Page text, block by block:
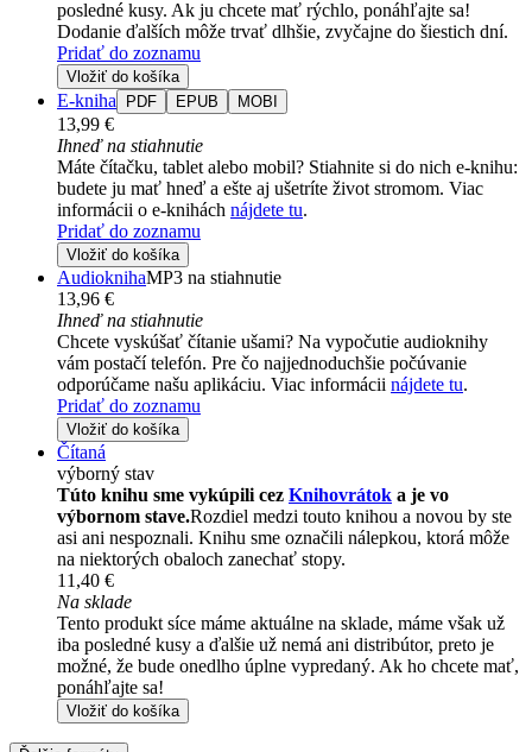
posledné kusy. Ak ju chcete mať rýchlo, ponáhľajte sa!
Dodanie ďalších môže trvať dlhšie, zvyčajne do šiestich dní.
Pridať do zoznamu
Vložiť do košíka
E-kniha PDF EPUB MOBI
13,99 €
Ihneď na stiahnutie
Máte čítačku, tablet alebo mobil? Stiahnite si do nich e-knihu:
budete ju mať hneď a ešte aj ušetríte život stromom. Viac
informácii o e-knihách nájdete tu.
Pridať do zoznamu
Vložiť do košíka
AudioknihaMP3 na stiahnutie
13,96 €
Ihneď na stiahnutie
Chcete vyskúšať čítanie ušami? Na vypočutie audioknihy
vám postačí telefón. Pre čo najjednoduchšie počúvanie
odporúčame našu aplikáciu. Viac informácii nájdete tu.
Pridať do zoznamu
Vložiť do košíka
Čítaná
výborný stav
Túto knihu sme vykúpili cez Knihovrátok a je vo
výbornom stave.Rozdiel medzi touto knihou a novou by ste
asi ani nespoznali. Knihu sme označili nálepkou, ktorá môže
na niektorých obaloch zanechať stopy.
11,40 €
Na sklade
Tento produkt síce máme aktuálne na sklade, máme však už
iba posledné kusy a ďalšie už nemá ani distribútor, preto je
možné, že bude onedlho úplne vypredaný. Ak ho chcete mať,
ponáhľajte sa!
Vložiť do košíka